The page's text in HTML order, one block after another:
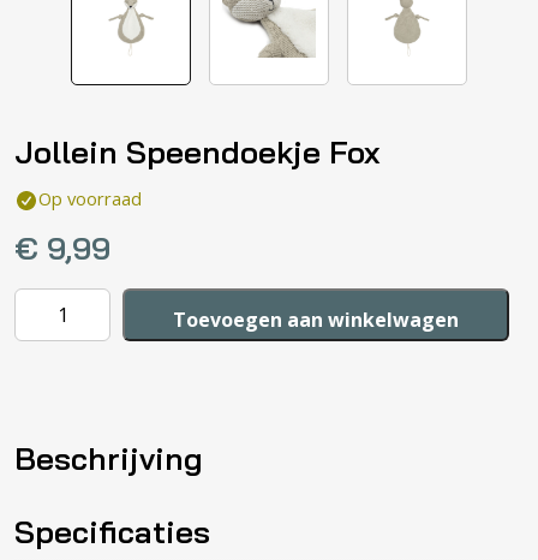
Jollein Speendoekje Fox
Op voorraad
€ 9,99
Jollein
Speendoekje
Toevoegen aan winkelwagen
Beschrijving
Specificaties